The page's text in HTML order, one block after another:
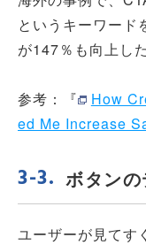
というキーワード
が147％も向上し
参考：『
How
ed Me Increase
ボタン
ユーザーが見てす